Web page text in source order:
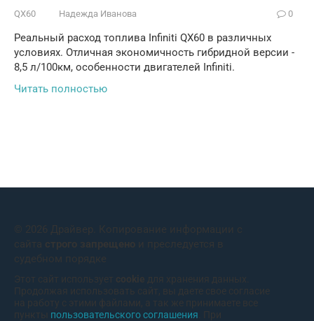
QX60 Надежда Иванова 0
Реальный расход топлива Infiniti QX60 в различных
условиях. Отличная экономичность гибридной версии -
8,5 л/100км, особенности двигателей Infiniti.
Читать полностью
© 2026 Драйвер. Копирование информации с
сайта строго запрещено и преследуется в
судебном порядке
Этот сайт использует cookie для хранения данных.
Продолжая использовать сайт, вы даете свое согласие
на работу с этими файлами, а так же принимаете все
пункты пользовательского соглашения . При